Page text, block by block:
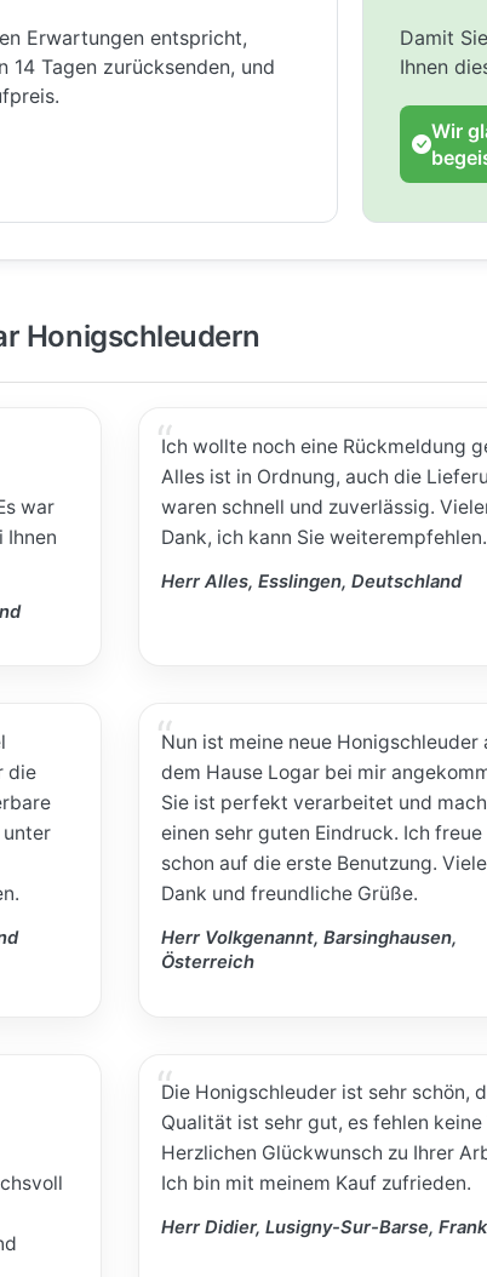
Erwartungen entspricht,
14 Tagen zurücksenden, und
Damit
Ihnen
Wir
Honigschleudern
war
Ihnen
Ich wollte noch eine Rückmeldung
Alles ist in Ordnung, auch die
waren schnell und zuverlässig.
Dank, ich kann Sie weiterempfehlen.
Herr Alles, Esslingen, Deutschland
die
unter
Nun ist meine neue Honigschleuder
dem Hause Logar bei mir
Sie ist perfekt verarbeitet und
einen sehr guten Eindruck. Ich freue
schon auf die erste Benutzung.
Dank und freundliche Grüße.
Herr Volkgenannt, Barsinghausen,
Österreich
Die Honigschleuder ist sehr schön,
Qualität ist sehr gut, es fehlen keine
Herzlichen Glückwunsch zu Ihrer
Ich bin mit meinem Kauf zufrieden.
Herr Didier, Lusigny-Sur-Barse,